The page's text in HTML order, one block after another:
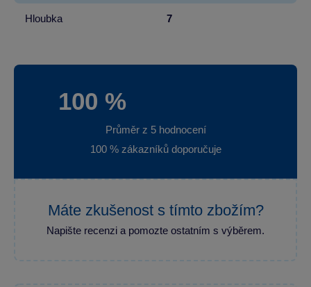
Hloubka 7
100 %
Průměr z 5 hodnocení
100 % zákazníků doporučuje
Máte zkušenost s tímto zbožím?
Napište recenzi a pomozte ostatním s výběrem.